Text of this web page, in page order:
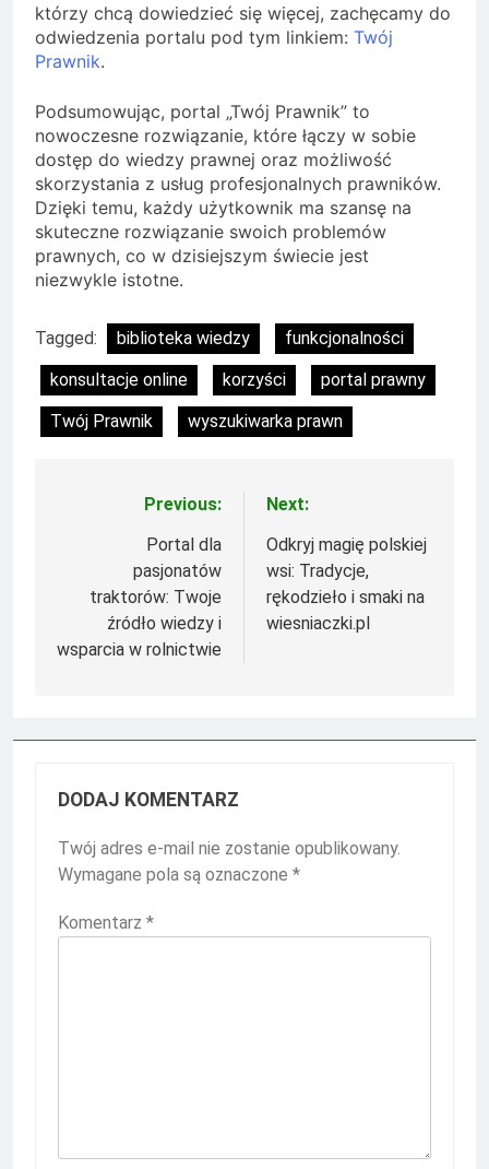
którzy chcą dowiedzieć się więcej, zachęcamy do
odwiedzenia portalu pod tym linkiem: Twój
Prawnik.
Podsumowując, portal „Twój Prawnik” to
nowoczesne rozwiązanie, które łączy w sobie
dostęp do wiedzy prawnej oraz możliwość
skorzystania z usług profesjonalnych prawników.
Dzięki temu, każdy użytkownik ma szansę na
skuteczne rozwiązanie swoich problemów
prawnych, co w dzisiejszym świecie jest
niezwykle istotne.
Tagged: biblioteka wiedzy
funkcjonalności
konsultacje online
korzyści
portal prawny
Twój Prawnik
wyszukiwarka prawn
NawigacjaPrevious:
Portal dla
pasjonatów
traktorów: Twoje
źródło wiedzy i
wsparcia w rolnictwie
Next:
Odkryj magię polskiej
wsi: Tradycje,
rękodzieło i smaki na
wiesniaczki.pl
DODAJ KOMENTARZ
Twój adres e-mail nie zostanie opublikowany.
Wymagane pola są oznaczone *
Komentarz *